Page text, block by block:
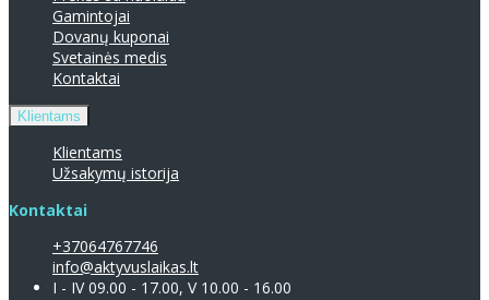
Gamintojai
Dovanų kuponai
Svetainės medis
Kontaktai
Klientams
Klientams
Užsakymų istorija
Kontaktai
+37064767746
info@aktyvuslaikas.lt
I - IV 09.00 - 17.00, V 10.00 - 16.00